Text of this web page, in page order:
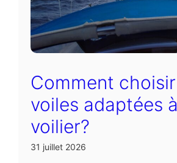
Comment
voiles adaptées
voilier?
31 juillet 2026